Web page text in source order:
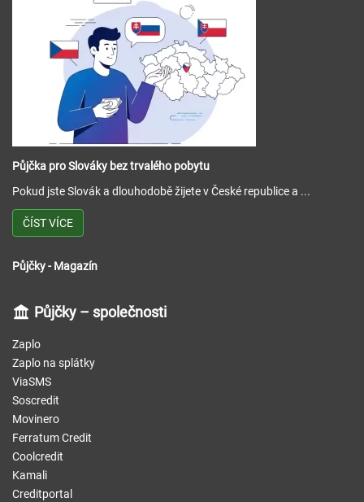
Půjčka pro Slováky bez trvalého pobytu
Pokud jste Slovák a dlouhodobě žijete v České republice a ...
ČÍST VÍCE
Půjčky - Magazín
Půjčky – společnosti
Zaplo
Zaplo na splátky
ViaSMS
Soscredit
Movinero
Ferratum Credit
Coolcredit
Kamali
Creditportal